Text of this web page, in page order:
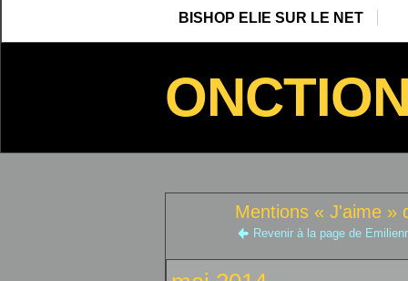
BISHOP ELIE SUR LE NET
Mentions « J'aime »
Revenir à la page de